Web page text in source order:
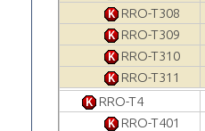
RRO-T308
RRO-T309
RRO-T310
RRO-T311
RRO-T4
RRO-T401